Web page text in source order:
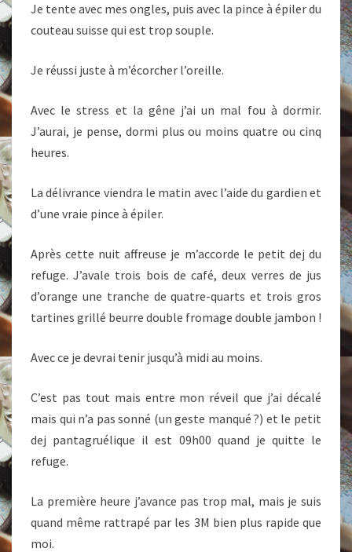
Je tente avec mes ongles, puis avec la pince à épiler du
couteau suisse qui est trop souple.
Je réussi juste à m’écorcher l’oreille.
Avec le stress et la gêne j’ai un mal fou à dormir.
J’aurai, je pense, dormi plus ou moins quatre ou cinq
heures.
La délivrance viendra le matin avec l’aide du gardien et
d’une vraie pince à épiler.
Après cette nuit affreuse je m’accorde le petit dej du
refuge. J’avale trois bois de café, deux verres de jus
d’orange une tranche de quatre-quarts et trois gros
tartines grillé beurre double fromage double jambon !
Avec ce je devrai tenir jusqu’à midi au moins.
C’est pas tout mais entre mon réveil que j’ai décalé
mais qui n’a pas sonné (un geste manqué ?) et le petit
dej pantagruélique il est 09h00 quand je quitte le
refuge.
La première heure j’avance pas trop mal, mais je suis
quand même rattrapé par les 3M bien plus rapide que
moi.